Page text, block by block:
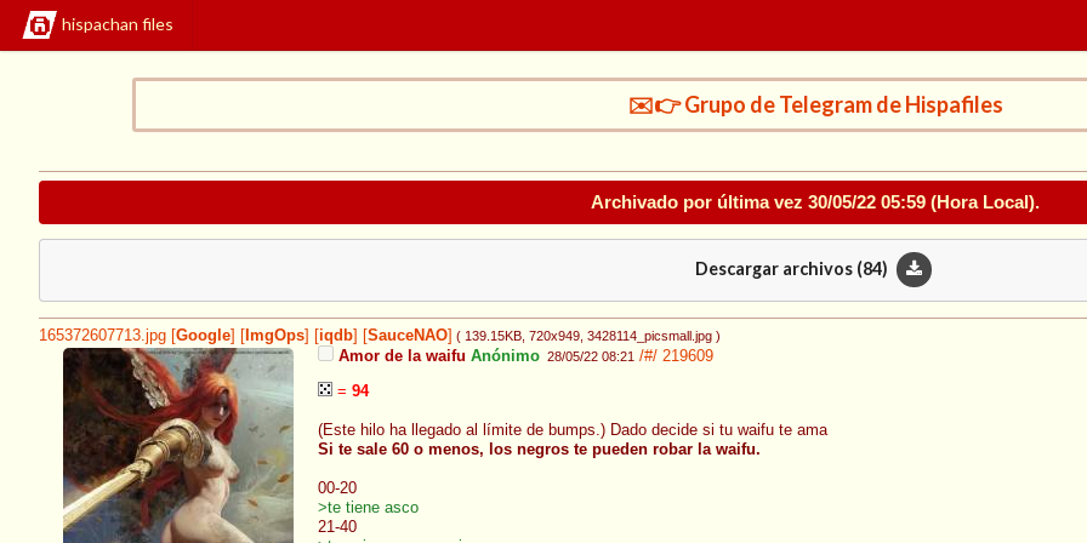
hispachan files
✉️👉 Grupo de Telegram de Hispafiles
Archivado por última vez 30/05/22 05:59 (Hora Local).
Descargar archivos (84)
165372607713.jpg Google ImgOps iqdb SauceNAO ( 139.15KB , 720x949 , 3428114_picsmall.jpg )
Amor de la waifu Anónimo 28/05/22 08:21 /#/ 219609
= 94
(Este hilo ha llegado al límite de bumps.) Dado decide si tu waifu te ama
Si te sale 60 o menos, los negros te pueden robar la waifu.
00-20
>te tiene asco
21-40